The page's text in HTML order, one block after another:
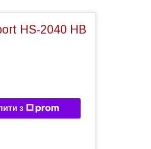
HS-2040 HB
з